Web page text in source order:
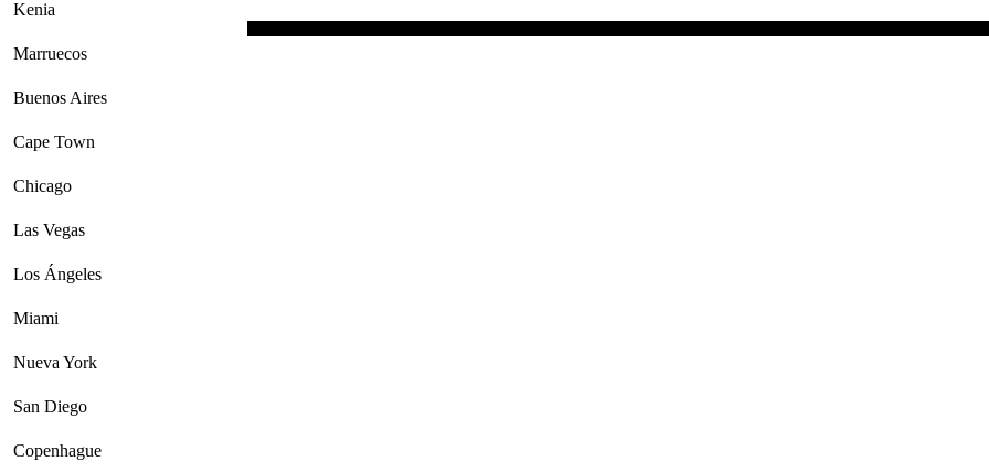
Kenia
Marruecos
Buenos Aires
Cape Town
Chicago
Las Vegas
Los Ángeles
Miami
Nueva York
San Diego
Copenhague